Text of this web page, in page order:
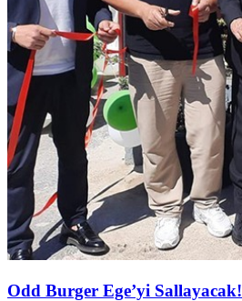
Odd Burger Ege’yi Sallayacak!